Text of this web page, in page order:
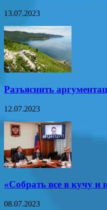
13.07.2023
Разъяснить
12.07.2023
«Собрать все в кучу и
08.07.2023